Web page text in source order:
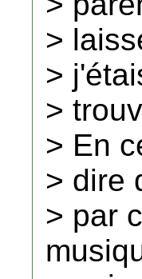
>
>
>
> En
> dire
> par